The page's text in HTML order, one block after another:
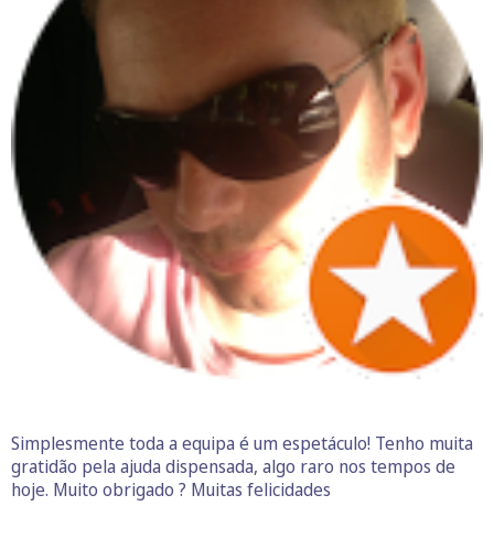
Simplesmente toda a equipa é um espetáculo! Tenho muita
gratidão pela ajuda dispensada, algo raro nos tempos de
hoje. Muito obrigado ? Muitas felicidades